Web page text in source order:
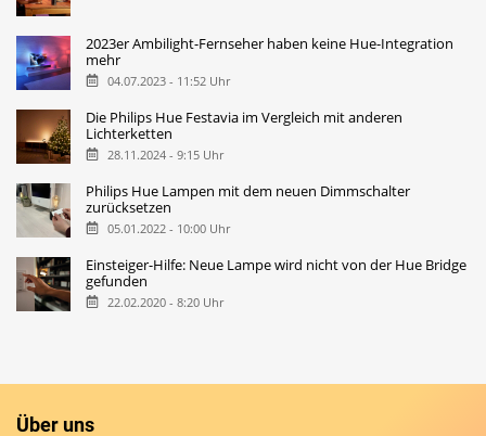
2023er Ambilight-Fernseher haben keine Hue-Integration
mehr
04.07.2023 - 11:52 Uhr
Die Philips Hue Festavia im Vergleich mit anderen
Lichterketten
28.11.2024 - 9:15 Uhr
Philips Hue Lampen mit dem neuen Dimmschalter
zurücksetzen
05.01.2022 - 10:00 Uhr
Einsteiger-Hilfe: Neue Lampe wird nicht von der Hue Bridge
gefunden
22.02.2020 - 8:20 Uhr
Über uns